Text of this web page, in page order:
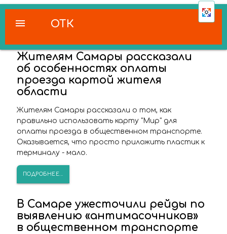
ОТК
menu
Жителям Самары рассказали
об особенностях оплаты
проезда картой жителя
области
Жителям Самары рассказали о том, как
правильно использовать карту "Мир" для
оплаты проезда в общественном транспорте.
Оказывается, что просто приложить пластик к
терминалу - мало.
ПОДРОБНЕЕ...
В Самаре ужесточили рейды по
выявлению «антимасочников»
в общественном транспорте